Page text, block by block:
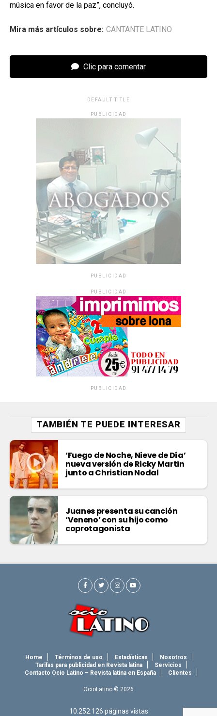
música en favor de la paz”, concluyó.
Mira más artículos sobre: CANTANTE LATINO
Clic para comentar
DEFAULT TITLE
PUBLICIDAD
PUBLICIDAD
PUBLICIDAD
PUBLICIDAD
TAMBIÉN TE PUEDE INTERESAR
‘Fuego de Noche, Nieve de Día’
nueva versión de Ricky Martin
junto a Christian Nodal
Juanes presenta su canción
‘Veneno’ con su hijo como
coprotagonista
Home Términos de uso Estadísticas
Nosotros
Tarifas para publicidad en Revista latina
Servicios
Contacto Ocio Latino – Revista latina en España
Clientes
OcioLatino © 2026
10.252.126 páginas vistas